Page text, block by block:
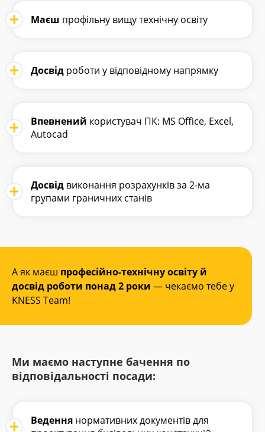
Маєш профільну вищу технічну освіту
Досвід роботи у відповідному напрямку
Впевнений користувач ПК: MS Office, Excel,
Autocad
Досвід виконання розрахунків за 2-ма
групами граничних станів
А як маєш професійно-технічну освіту й
досвід роботи понад 2 роки — чекаємо тебе у
KNESS Team!
Ми маємо наступне бачення по
відповідальності посади:
Ведення нормативних документів для